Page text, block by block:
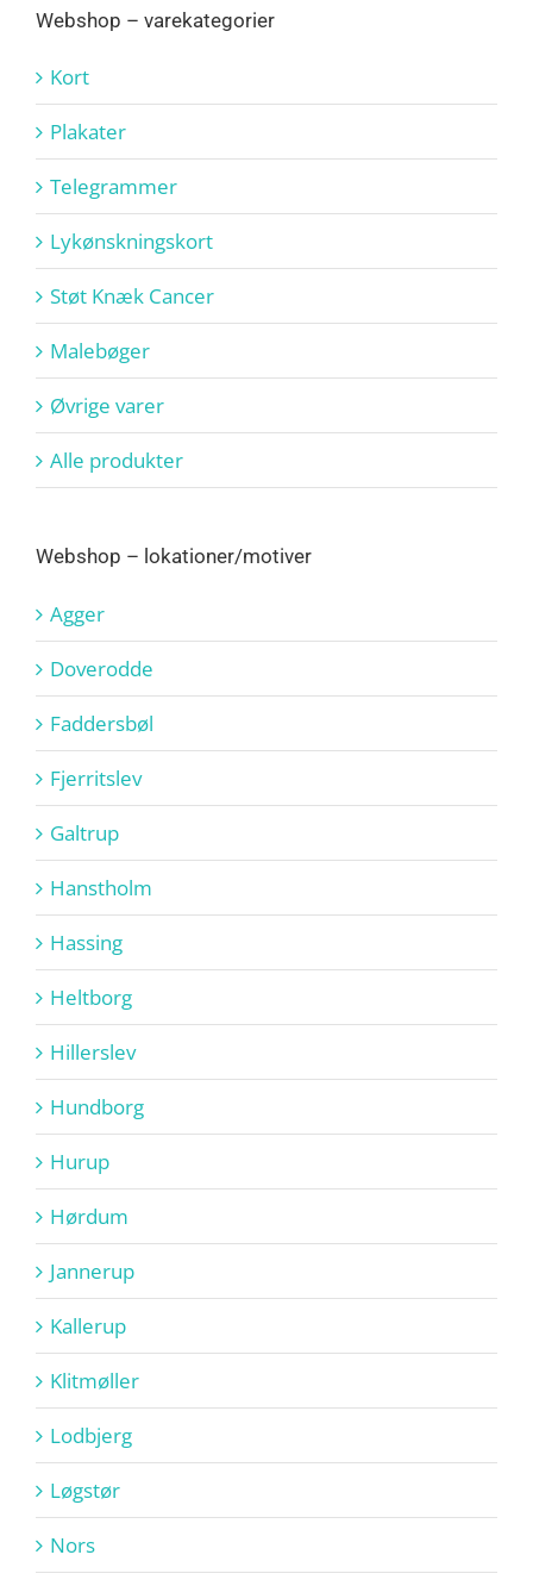
Webshop – varekategorier
Kort
Plakater
Telegrammer
Lykønskningskort
Støt Knæk Cancer
Malebøger
Øvrige varer
Alle produkter
Webshop – lokationer/motiver
Agger
Doverodde
Faddersbøl
Fjerritslev
Galtrup
Hanstholm
Hassing
Heltborg
Hillerslev
Hundborg
Hurup
Hørdum
Jannerup
Kallerup
Klitmøller
Lodbjerg
Løgstør
Nors